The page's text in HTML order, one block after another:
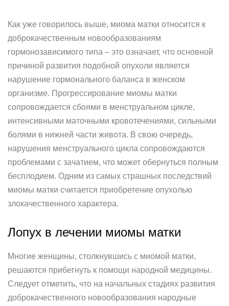
Как уже говорилось выше, миома матки относится к
доброкачественным новообразованиям
гормонозависимого типа – это означает, что основной
причиной развития подобной опухоли является
нарушение гормонального баланса в женском
организме. Прогрессирование миомы матки
сопровождается сбоями в менструальном цикле,
интенсивными маточными кровотечениями, сильными
болями в нижней части живота. В свою очередь,
нарушения менструального цикла сопровождаются
проблемами с зачатием, что может обернуться полным
бесплодием. Одним из самых страшных последствий
миомы матки считается приобретение опухолью
злокачественного характера.
Лопух в лечении миомы матки
Многие женщины, столкнувшись с миомой матки,
решаются прибегнуть к помощи народной медицины.
Следует отметить, что на начальных стадиях развития
доброкачественного новообразования народные